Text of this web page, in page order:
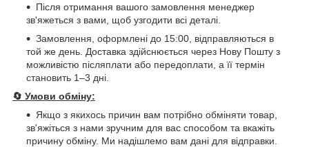
Після отримання вашого замовлення менеджер
зв'яжеться з вами, щоб узгодити всі деталі.
Замовлення, оформлені до 15:00, відправляються в
той же день. Доставка здійснюється через Нову Пошту з
можливістю післяплати або передоплати, а її термін
становить 1–3 дні.
🔄 Умови обміну:
Якщо з якихось причин вам потрібно обміняти товар,
зв'яжіться з нами зручним для вас способом та вкажіть
причину обміну. Ми надішлемо вам дані для відправки.